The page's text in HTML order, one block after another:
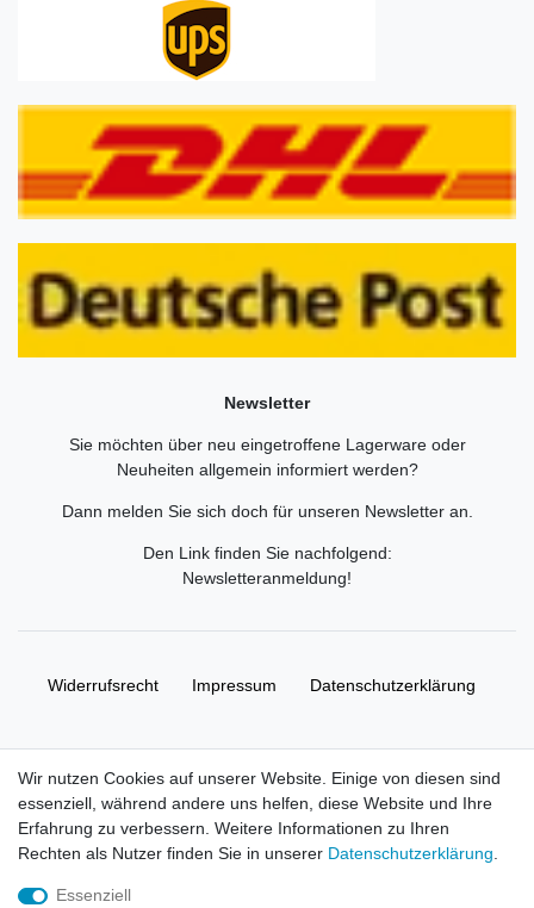
Newsletter
Sie möchten über neu eingetroffene Lagerware oder
Neuheiten allgemein informiert werden?
Dann melden Sie sich doch für unseren Newsletter an.
Den Link finden Sie nachfolgend:
Newsletteranmeldung!
Widerrufs­recht Impressum Daten­schutz­erklärung
© Copyright 2026 | Alle Rechte vorbehalten. HL-
Handelsgesellschaft mbH.
Alle Markennamen, Warenzeichen sowie sämtliche Produktbilder
Wir nutzen Cookies auf unserer Website. Einige von diesen sind
essenziell, während andere uns helfen, diese Website und Ihre
Erfahrung zu verbessern. Weitere Informationen zu Ihren
Rechten als Nutzer finden Sie in unserer Daten­schutz­erklärung
Essenziell